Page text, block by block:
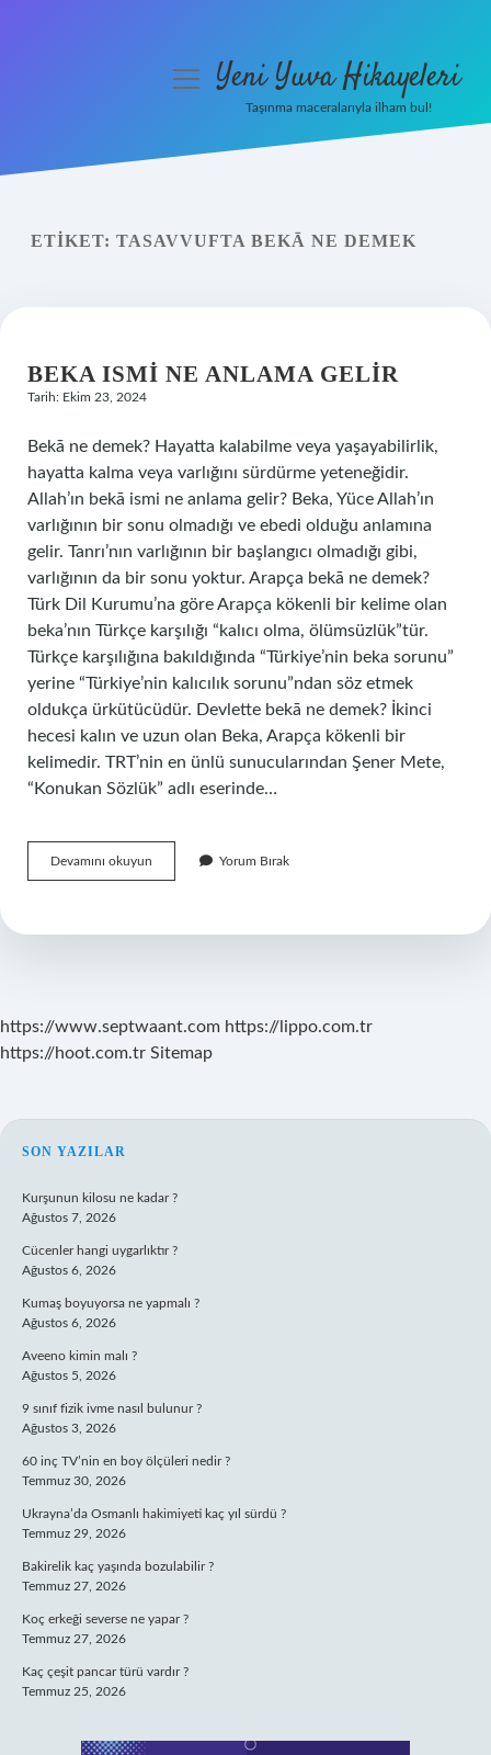
Yasal Uyarı
menüyüYeni Yuva Hikayeleri
Taşınma maceralarıyla ilham bul!
ETIKET: TASAVVUFTA BEKĀ NE DEMEK
BEKA ISMI NE ANLAMA GELIR
Tarih: Ekim 23, 2024
Bekā ne demek? Hayatta kalabilme veya yaşayabilirlik,
hayatta kalma veya varlığını sürdürme yeteneğidir.
Allah’ın bekā ismi ne anlama gelir? Beka, Yüce Allah’ın
varlığının bir sonu olmadığı ve ebedi olduğu anlamına
gelir. Tanrı’nın varlığının bir başlangıcı olmadığı gibi,
varlığının da bir sonu yoktur. Arapça bekā ne demek?
Türk Dil Kurumu’na göre Arapça kökenli bir kelime olan
beka’nın Türkçe karşılığı “kalıcı olma, ölümsüzlük”tür.
Türkçe karşılığına bakıldığında “Türkiye’nin beka sorunu”
yerine “Türkiye’nin kalıcılık sorunu”ndan söz etmek
oldukça ürkütücüdür. Devlette bekā ne demek? İkinci
hecesi kalın ve uzun olan Beka, Arapça kökenli bir
kelimedir. TRT’nin en ünlü sunucularından Şener Mete,
“Konukan Sözlük” adlı eserinde…
Devamını okuyun
Ismi
Gelir
Yorum Bırak
https://www.septwaant.com https://lippo.com.tr
https://hoot.com.tr Sitemap
SIDEBAR
SON YAZILAR
Kurşunun kilosu ne kadar ?
Ağustos 7, 2026
Cücenler hangi uygarlıktır ?
Ağustos 6, 2026
Kumaş boyuyorsa ne yapmalı ?
Ağustos 6, 2026
Aveeno kimin malı ?
Ağustos 5, 2026
9 sınıf fizik ivme nasıl bulunur ?
Ağustos 3, 2026
60 inç TV’nin en boy ölçüleri nedir ?
Temmuz 30, 2026
Ukrayna’da Osmanlı hakimiyeti kaç yıl sürdü ?
Temmuz 29, 2026
Bakirelik kaç yaşında bozulabilir ?
Temmuz 27, 2026
Koç erkeği severse ne yapar ?
Temmuz 27, 2026
Kaç çeşit pancar türü vardır ?
Temmuz 25, 2026